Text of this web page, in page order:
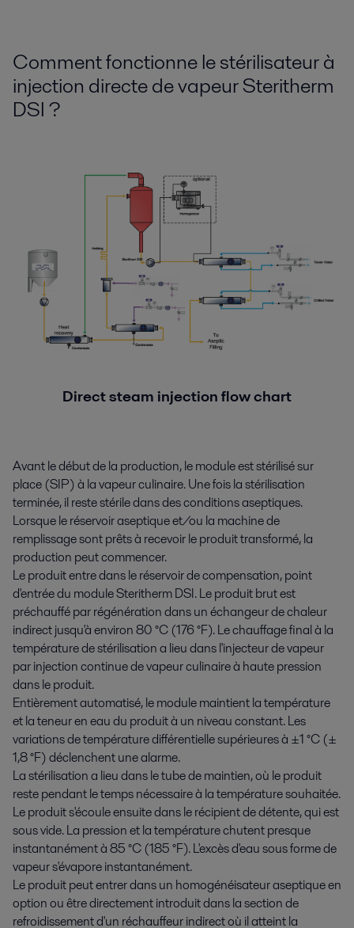
Comment fonctionne le stérilisateur à
injection directe de vapeur Steritherm
DSI ?
Direct steam injection flow chart
Avant le début de la production, le module est stérilisé sur
place (SIP) à la vapeur culinaire. Une fois la stérilisation
terminée, il reste stérile dans des conditions aseptiques.
Lorsque le réservoir aseptique et/ou la machine de
remplissage sont prêts à recevoir le produit transformé, la
production peut commencer.
Le produit entre dans le réservoir de compensation, point
d'entrée du module Steritherm DSI. Le produit brut est
préchauffé par régénération dans un échangeur de chaleur
indirect jusqu'à environ 80 °C (176 °F). Le chauffage final à la
température de stérilisation a lieu dans l'injecteur de vapeur
par injection continue de vapeur culinaire à haute pression
dans le produit.
Entièrement automatisé, le module maintient la température
et la teneur en eau du produit à un niveau constant. Les
variations de température différentielle supérieures à ±1 °C (±
1,8 °F) déclenchent une alarme.
La stérilisation a lieu dans le tube de maintien, où le produit
reste pendant le temps nécessaire à la température souhaitée.
Le produit s'écoule ensuite dans le récipient de détente, qui est
sous vide. La pression et la température chutent presque
instantanément à 85 °C (185 °F). L'excès d'eau sous forme de
vapeur s'évapore instantanément.
Le produit peut entrer dans un homogénéisateur aseptique en
option ou être directement introduit dans la section de
refroidissement d'un réchauffeur indirect où il atteint la